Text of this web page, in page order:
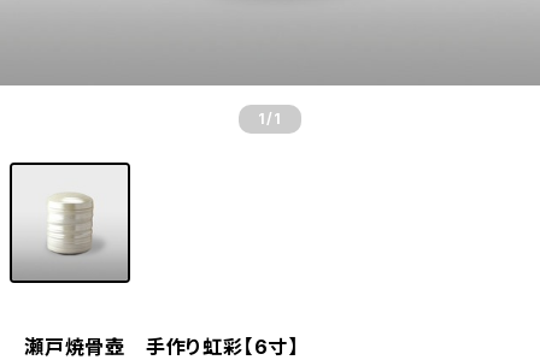
1 /1
瀬戸焼骨壺 手作り虹彩【6寸】